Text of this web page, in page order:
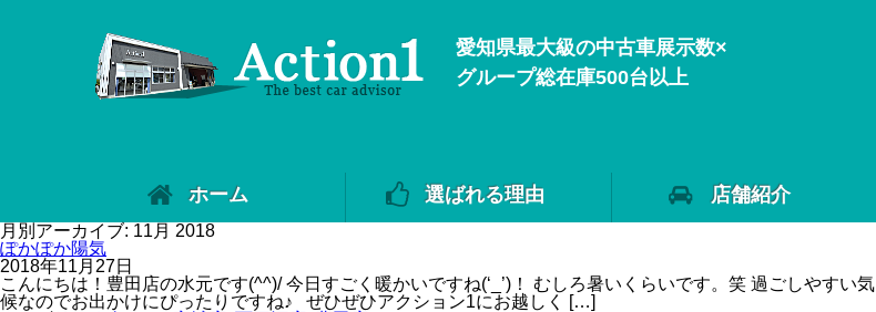
愛知県最大級の中古車展示数×
グループ総在庫500台以上
ホーム 選ばれる理由 店舗紹介
月別アーカイブ: 11月 2018
ぽかぽか陽気
2018年11月27日
こんにちは！豊田店の水元です(^^)/ 今日すごく暖かいですね(‘_’)！ むしろ暑いくらいです。笑 過ごしやすい気
候なのでお出かけにぴったりですね♪ ぜひぜひアクション1にお越しく […]